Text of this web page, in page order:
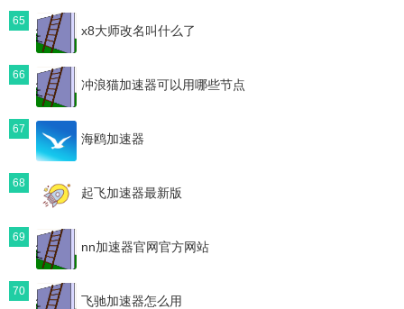
65
x8大师改名叫什么了
66
冲浪猫加速器可以用哪些节点
67
海鸥加速器
68
起飞加速器最新版
69
nn加速器官网官方网站
70
飞驰加速器怎么用